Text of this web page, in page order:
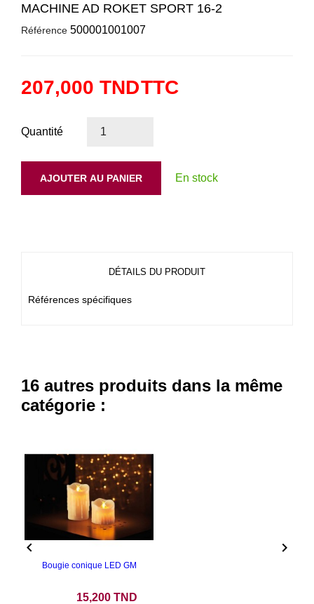
MACHINE AD ROKET SPORT 16-2
Référence 500001001007
207,000 TNDTTC
Quantité
AJOUTER AU PANIER En stock
DÉTAILS DU PRODUIT
Références spécifiques
16 autres produits dans la même
catégorie :
Bougie conique LED GM
15,200 TND
 